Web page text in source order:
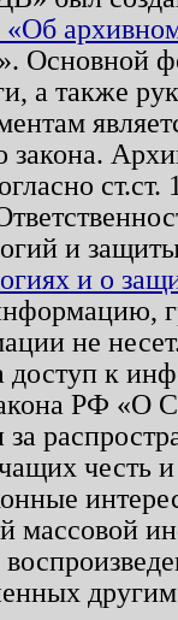
Основной
а также
закона.
и
и о
не
доступ к
РФ «О
за
честь
массовой